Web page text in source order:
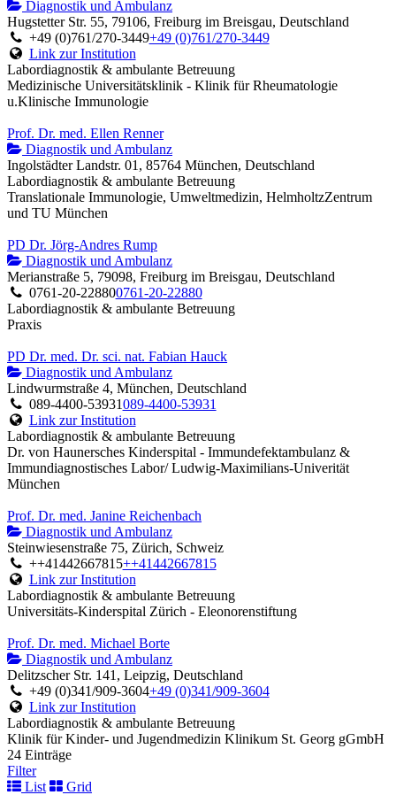
Diagnostik und Ambulanz
Hugstetter Str. 55, 79106, Freiburg im Breisgau, Deutschland
+49 (0)761/270-3449+49 (0)761/270-3449
Link zur Institution
Labordiagnostik & ambulante Betreuung
Medizinische Universitätsklinik - Klinik für Rheumatologie
u.Klinische Immunologie
Prof. Dr. med. Ellen Renner
Diagnostik und Ambulanz
Ingolstädter Landstr. 01, 85764 München, Deutschland
Labordiagnostik & ambulante Betreuung
Translationale Immunologie, Umweltmedizin, HelmholtzZentrum
und TU München
PD Dr. Jörg-Andres Rump
Diagnostik und Ambulanz
Merianstraße 5, 79098, Freiburg im Breisgau, Deutschland
0761-20-228800761-20-22880
Labordiagnostik & ambulante Betreuung
Praxis
PD Dr. med. Dr. sci. nat. Fabian Hauck
Diagnostik und Ambulanz
Lindwurmstraße 4, München, Deutschland
089-4400-53931089-4400-53931
Link zur Institution
Labordiagnostik & ambulante Betreuung
Dr. von Haunersches Kinderspital - Immundefektambulanz &
Immundiagnostisches Labor/ Ludwig-Maximilians-Univerität
München
Prof. Dr. med. Janine Reichenbach
Diagnostik und Ambulanz
Steinwiesenstraße 75, Zürich, Schweiz
++41442667815++41442667815
Link zur Institution
Labordiagnostik & ambulante Betreuung
Universitäts-Kinderspital Zürich - Eleonorenstiftung
Prof. Dr. med. Michael Borte
Diagnostik und Ambulanz
Delitzscher Str. 141, Leipzig, Deutschland
+49 (0)341/909-3604+49 (0)341/909-3604
Link zur Institution
Labordiagnostik & ambulante Betreuung
Klinik für Kinder- und Jugendmedizin Klinikum St. Georg gGmbH
24 Einträge
Filter
List
Grid